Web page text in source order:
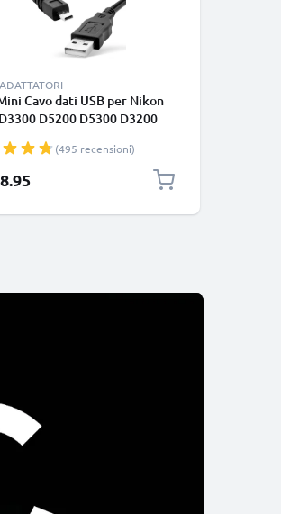
Cavo dati USB per Nikon
D5200 D5300 D3200
(495 recensioni)